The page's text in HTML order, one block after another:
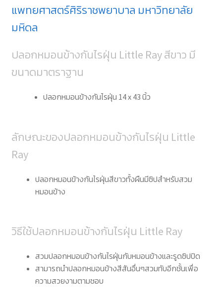
แพทยศาสตร์ศิริราชพยาบาล มหาวิทยาลัย
มหิดล
ปลอกหมอนข้างกันไรฝุ่น Little Ray สีขาว มี
ขนาดมาตราฐาน
ปลอกหมอนข้างกันไรฝุ่น 14 x 43 นิ้ว
ลักษณะของปลอกหมอนข้างกันไรฝุ่น Little
Ray
ปลอกหมอนข้างกันไรฝุ่นสีขาวทั้งผืนมีซิปสำหรับสวม
หมอนข้าง
วิธีใช้ปลอกหมอนข้างกันไรฝุ่น Little Ray
สวมปลอกหมอนข้างกันไรฝุ่นกับหมอนข้างและรูดซิปปิด
สามารถนำปลอกหมอนข้างสีสันอื่นๆสวมทับอีกชั้นเพื่อ
ความสวยงามตามชอบ